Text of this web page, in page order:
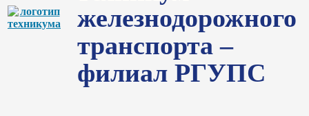
железнодорожного
транспорта –
филиал РГУПС